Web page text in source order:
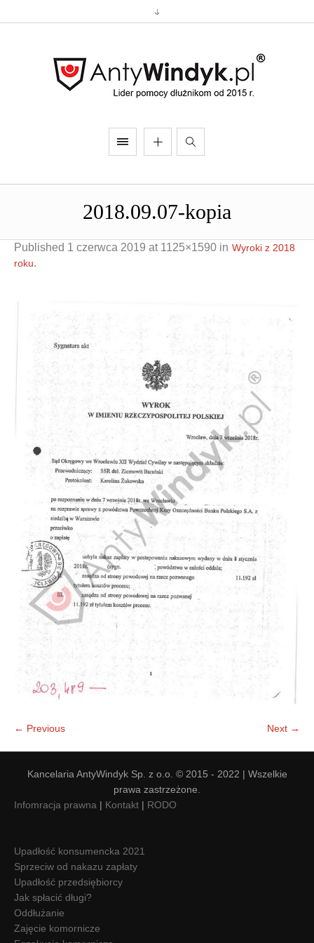
Doradztwo prawne
Doradztwo & konsulting
Negocjacje z wierzycielami
Doradztwo & konsulting
2018.09.07-kopia
Published 1 czerwca 2019 at 1125×1590 in Wyroki z 2018
roku.
← Previous Next →
Kancelaria AntyWindyk Sp. z o.o. © 2015 - 2022 | Wszelkie
prawa zastrzeżone.
Infomracja prawna | Kontakt | RODO
Upadłość konsumencka 2021
Sprzeciw od nakazu zapłaty
Upadłość przedsiębiorcy
Jak spłacić długi?
Oddłużanie
Zajęcie komornicze